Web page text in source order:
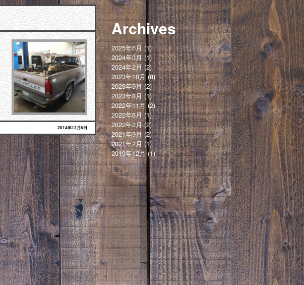
2014年12月6日
Archives
2025年6月(1)
2024年3月(1)
2024年2月 (2)
2023年10月 (8)
2023年9月(2)
2023年8月(1)
2022年11月(2)
2022年6月(1)
2022年2月(2)
2021年9月(2)
2021年2月(1)
2019年12月(1)